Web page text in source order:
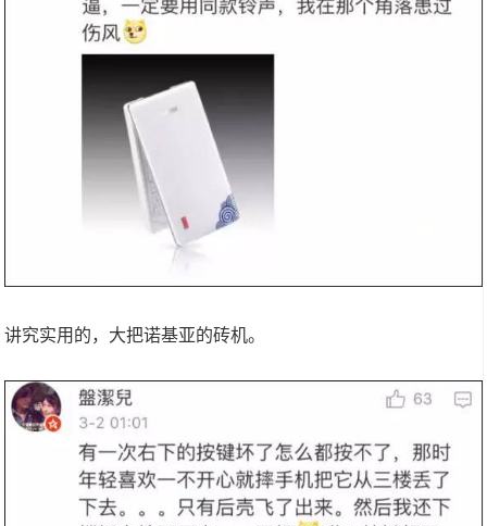
讲究实用的，大把诺基亚的砖机。